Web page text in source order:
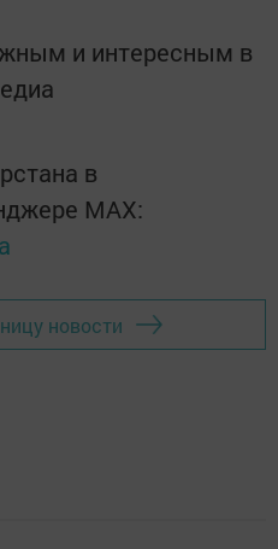
и интересным в
в
MАХ:
новости